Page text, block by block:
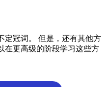
定冠词。 但是，还有其他方
在更高级的阶段学习这些方